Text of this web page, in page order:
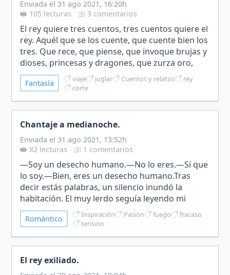
Enviada el 31 ago 2021, 16:20h
105 lecturas
3 comentarios
El rey quiere tres cuentos, tres cuentos quiere el
rey. Aquél que se los cuente, que cuente bien los
tres. Que rece, que piense, que invoque brujas y
dioses, princesas y dragones, que zurza oro,
que beba magia y que cante canciones. Aquel
que…
Fantasía viaje juglar Cuentos y relatos
rey
corte
Chantaje a medianoche.
Enviada el 31 ago 2021, 13:52h
82 lecturas
1 comentarios
―Soy un desecho humano.―No lo eres.―Sí que
lo soy.―Bien, eres un desecho humano.Tras
decir estás palabras, un silencio inundó la
habitación. El muy lerdo seguía leyendo mi
manuscrito, sin haberse parado siquiera a
pensar en lo que me había di…
Romántico Inspiración Pasión fuego
fracaso
tensión
El rey exiliado.